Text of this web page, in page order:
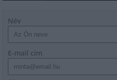
Név
E-mail cím